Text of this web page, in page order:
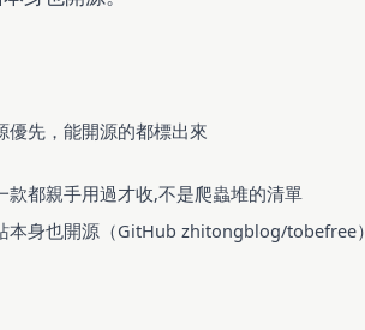
優先，能開源的都標出來
款都親手用過才收,不是爬蟲堆的清單
本身也開源（GitHub zhitongblog/tobefree）